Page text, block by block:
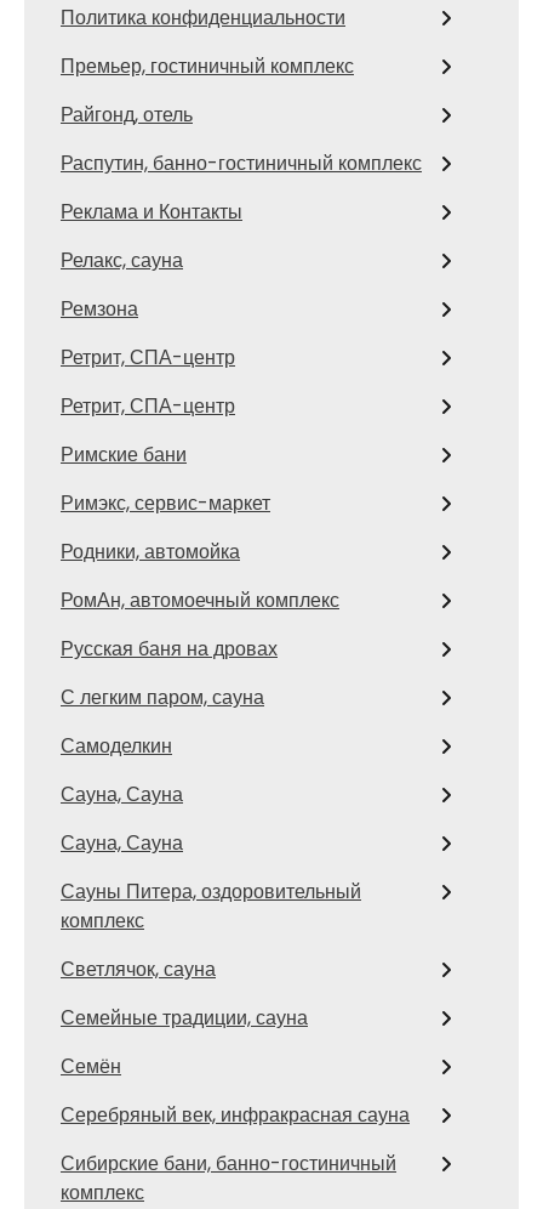
Политика конфиденциальности
Премьер, гостиничный комплекс
Райгонд, отель
Распутин, банно-гостиничный комплекс
Реклама и Контакты
Релакс, сауна
Ремзона
Ретрит, СПА-центр
Ретрит, СПА-центр
Римские бани
Римэкс, сервис-маркет
Родники, автомойка
РомАн, автомоечный комплекс
Русская баня на дровах
С легким паром, сауна
Самоделкин
Сауна, Сауна
Сауна, Сауна
Сауны Питера, оздоровительный
комплекс
Светлячок, сауна
Семейные традиции, сауна
Семён
Серебряный век, инфракрасная сауна
Сибирские бани, банно-гостиничный
комплекс